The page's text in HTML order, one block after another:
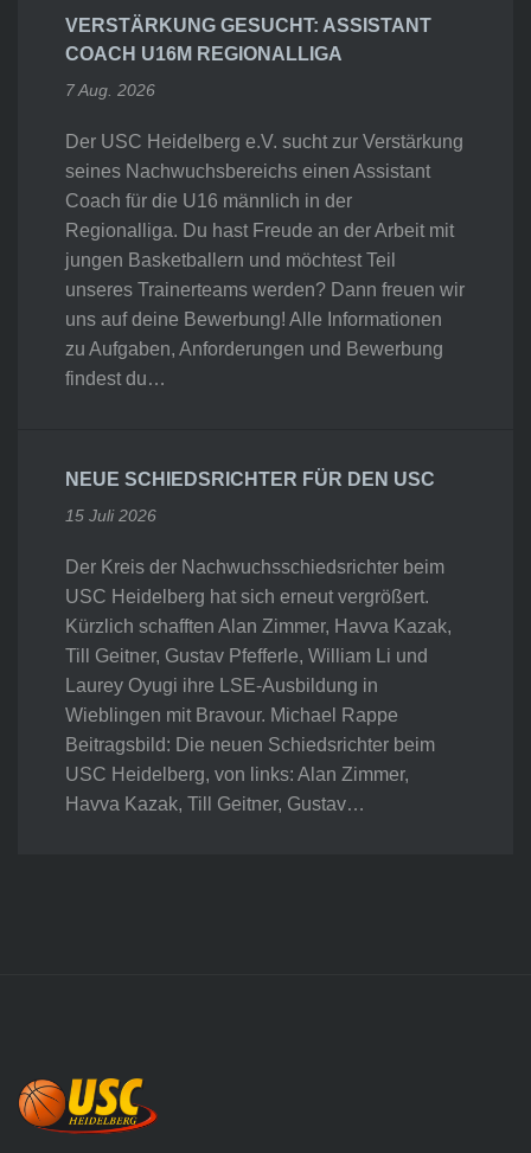
VERSTÄRKUNG GESUCHT: ASSISTANT
COACH U16M REGIONALLIGA
7 Aug. 2026
Der USC Heidelberg e.V. sucht zur Verstärkung
seines Nachwuchsbereichs einen Assistant
Coach für die U16 männlich in der
Regionalliga. Du hast Freude an der Arbeit mit
jungen Basketballern und möchtest Teil
unseres Trainerteams werden? Dann freuen wir
uns auf deine Bewerbung! Alle Informationen
zu Aufgaben, Anforderungen und Bewerbung
findest du…
NEUE SCHIEDSRICHTER FÜR DEN USC
15 Juli 2026
Der Kreis der Nachwuchsschiedsrichter beim
USC Heidelberg hat sich erneut vergrößert.
Kürzlich schafften Alan Zimmer, Havva Kazak,
Till Geitner, Gustav Pfefferle, William Li und
Laurey Oyugi ihre LSE-Ausbildung in
Wieblingen mit Bravour. Michael Rappe
Beitragsbild: Die neuen Schiedsrichter beim
USC Heidelberg, von links: Alan Zimmer,
Havva Kazak, Till Geitner, Gustav…